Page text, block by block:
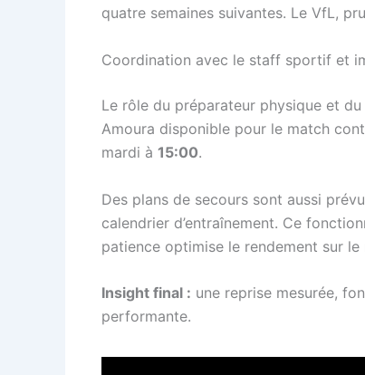
quatre semaines suivantes. Le VfL,
Coordination avec le staff sportif et
Le rôle du préparateur physique et
Amoura disponible pour le match
mardi à 15:00.
Des plans de secours sont aussi
calendrier d’entraînement. Ce
patience optimise le rendement sur le
Insight final : une reprise mesurée,
performante.